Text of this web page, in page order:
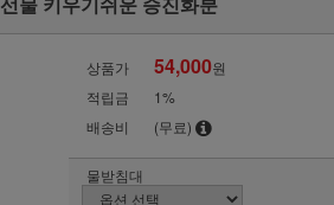
상품가 54,000원
적립금
1%
배송비
(무료)
물받침대